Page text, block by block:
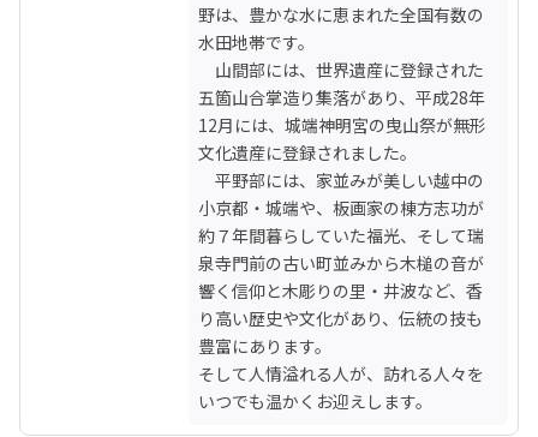
野は、豊かな水に恵まれた全国有数の
水田地帯です。
山間部には、世界遺産に登録された
五箇山合掌造り集落があり、平成28年
12月には、城端神明宮の曳山祭が無形
文化遺産に登録されました。
平野部には、家並みが美しい越中の
小京都・城端や、板画家の棟方志功が
約７年間暮らしていた福光、そして瑞
泉寺門前の古い町並みから木槌の音が
響く信仰と木彫りの里・井波など、香
り高い歴史や文化があり、伝統の技も
豊富にあります。
そして人情溢れる人が、訪れる人々を
いつでも温かくお迎えします。